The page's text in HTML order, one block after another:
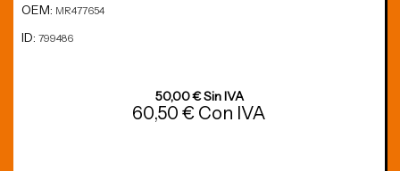
OEM: MR477654
ID: 799486
50,00 € Sin IVA
60,50 € Con IVA